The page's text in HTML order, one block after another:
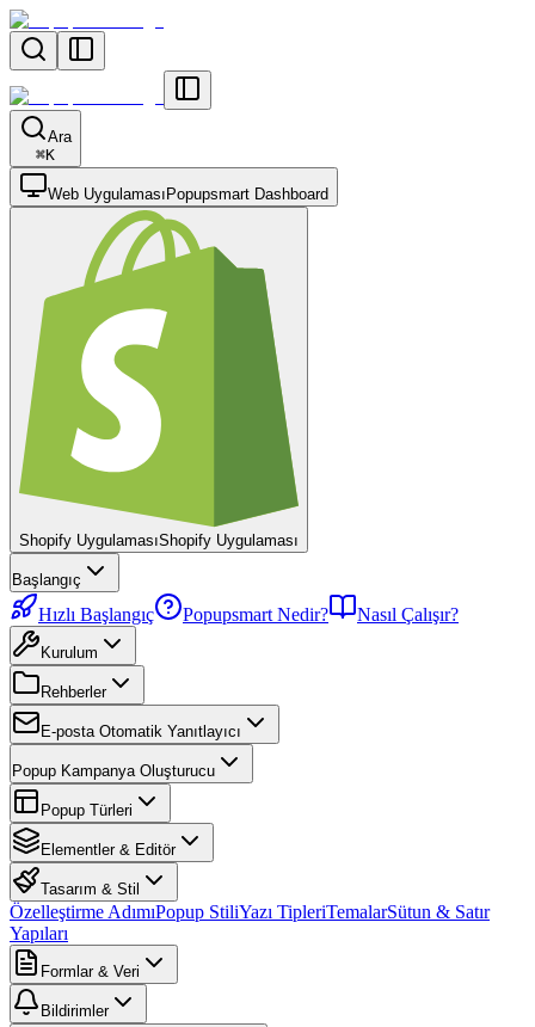
Ara
⌘K
Web Uygulaması Popupsmart Dashboard
Shopify UygulamasıShopify Uygulaması
Başlangıç
Hızlı Başlangıç Popupsmart Nedir? Nasıl Çalışır?
Kurulum
Rehberler
E-posta Otomatik Yanıtlayıcı
Popup Kampanya Oluşturucu
Popup Türleri
Elementler & Editör
Tasarım & Stil
Özelleştirme AdımıPopup StiliYazı TipleriTemalarSütun & Satır
Yapıları
Formlar & Veri
Bildirimler